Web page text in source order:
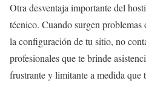
Otra desventaja importante del
técnico. Cuando surgen problemas
la configuración de tu sitio, no
profesionales que te brinde
frustrante y limitante a medida que